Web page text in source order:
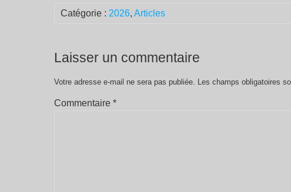
Catégorie : 2026, Articles
Laisser un commentaire
Votre adresse e-mail ne sera pas publiée. Les champs obligatoires
Commentaire *